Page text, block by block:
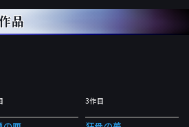
品
3作目